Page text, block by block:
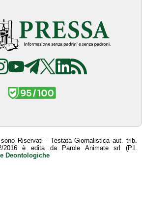
Riservati - Testata Giornalistica aut. trib.
2016 è edita da Parole Animate srl (P.I.
Deontologiche